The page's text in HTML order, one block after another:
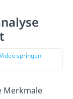
springen
Merkmale